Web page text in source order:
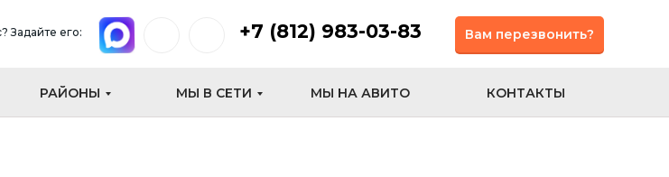
Задайте его: +7 (812) 983-03-83
РАЙОНЫ МЫ В СЕТИ МЫ НА АВИТО КОНТАКТЫ
Вам перезвонить?